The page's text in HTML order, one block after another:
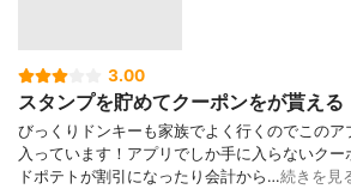
3.00
スタンプを貯めてクーポンをが貰える
びっくりドンキーも家族でよく行くのでこのア
入っています！アプリでしか手に入らないクー
ドポテトが割引になったり会計から…続きを見